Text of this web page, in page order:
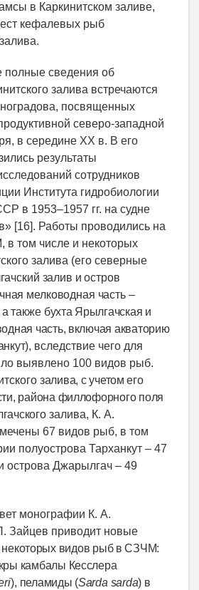
в Каркинитском заливе,
кефалевых рыб
полные сведения об
залива встречаются
посвященных
северо-западной
в середине XX в. В его
результаты
сотрудников
Института гидробиологии
в 1953–1957 гг. на судне
[16]. Работы проводились на
в том числе и некоторых
залива (его северные
залив и остров
мелководная часть –
также бухта Ярылгачская и
часть, включая акваторию
вследствие чего для
выявлено 100 видов рыб.
залива, с учетом его
района филлофорного поля
залива, К. А.
67 видов рыб, в том
полуострова Тарханкут – 47
острова Джарылгач – 49
монографии К. А.
Зайцев приводит новые
некоторых видов рыб в СЗЧМ:
камбалы Кесслера
), пеламиды (Sarda sarda) в